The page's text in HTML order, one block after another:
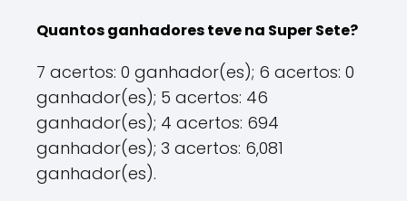
Quantos ganhadores teve na Super Sete?
7 acertos: 0 ganhador(es); 6 acertos: 0
ganhador(es); 5 acertos: 46
ganhador(es); 4 acertos: 694
ganhador(es); 3 acertos: 6,081
ganhador(es).